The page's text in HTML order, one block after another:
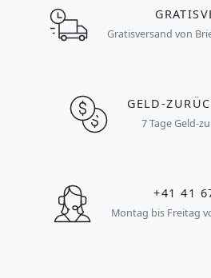
Gratisversand von
GELD-
7 Tage Geld-
+41 41
Montag bis Freitag